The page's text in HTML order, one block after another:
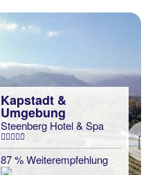
Kapstadt &
Umgebung
Steenberg Hotel & Spa
87 % Weiterempfehlung